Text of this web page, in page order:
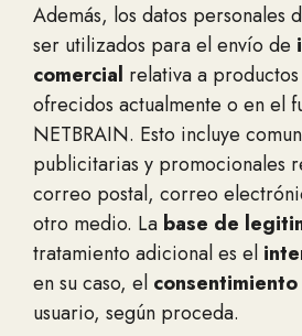
Además, los datos personales
ser utilizados para el envío de
comercial relativa a
ofrecidos actualmente o en el
NETBRAIN. Esto incluye
publicitarias y promocionales
correo postal, correo
otro medio. La base de
tratamiento adicional es el
en su caso, el
usuario, según proceda.